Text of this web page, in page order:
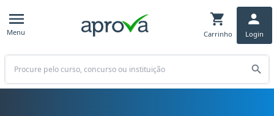
Menu Carrinho Login
Buscar